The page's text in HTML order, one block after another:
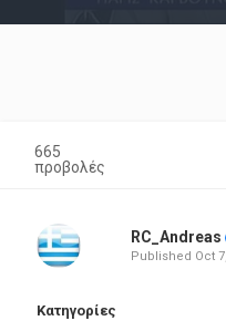
665
προβολές
RC_Andreas
Published Oct
Κατηγορίες